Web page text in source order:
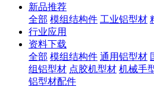
新品推荐
全部 模组结构件 工业铝型材
行业应用
资料下载
全部 模组结构件 通用铝型材
组铝型材 点胶机型材 机械手
铝型材配件